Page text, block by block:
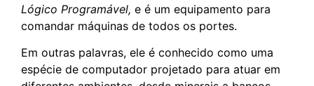
Lógico Programável, e é um equipamento para
comandar máquinas de todos os portes.
Em outras palavras, ele é conhecido como uma
espécie de computador projetado para atuar em